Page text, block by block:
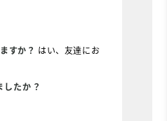
すか？ はい、友達にお
したか？